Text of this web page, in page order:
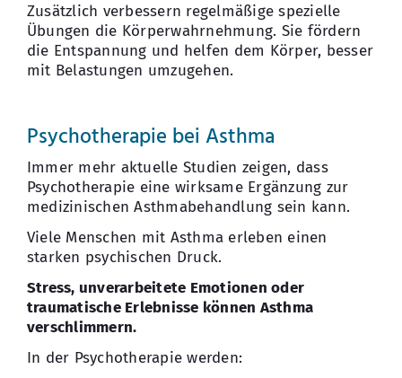
Zusätzlich verbessern regelmäßige spezielle
Übungen die Körperwahrnehmung. Sie fördern
die Entspannung und helfen dem Körper, besser
mit Belastungen umzugehen.
Psychotherapie bei Asthma
Immer mehr aktuelle Studien zeigen, dass
Psychotherapie eine wirksame Ergänzung zur
medizinischen Asthmabehandlung sein kann.
Viele Menschen mit Asthma erleben einen
starken psychischen Druck.
Stress, unverarbeitete Emotionen oder
traumatische Erlebnisse können Asthma
verschlimmern.
In der Psychotherapie werden: